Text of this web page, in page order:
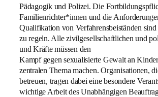
Pädagogik und Polizei. Die
Familienrichter*innen und die
Qualifikation von Verfahrensbeiständen
zu regeln. Alle zivilgesellschaftlichen und
und Kräfte müssen den
Kampf gegen sexualisierte Gewalt an
zentralen Thema machen. Organisationen,
betreuen, tragen dabei eine besondere
wichtige Arbeit des Unabhängigen